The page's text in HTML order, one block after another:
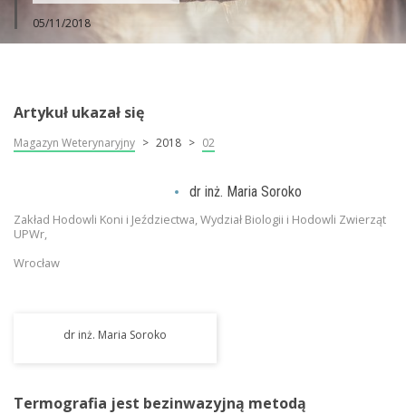
05/11/2018
Artykuł ukazał się
Magazyn Weterynaryjny 2018 02
dr inż. Maria Soroko
Zakład Hodowli Koni i Jeździectwa, Wydział Biologii i Hodowli Zwierząt
UPWr,
Wrocław
dr inż. Maria Soroko
Termografia jest bezinwazyjną metodą